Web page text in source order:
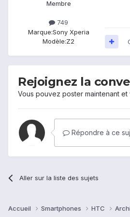
Membre
749
Marque:Sony Xperia
Modèle:Z2
Rejoignez la
Vous pouvez poster maintenant
Répondre à ce
Aller sur la liste des sujets
Accueil Smartphones HTC